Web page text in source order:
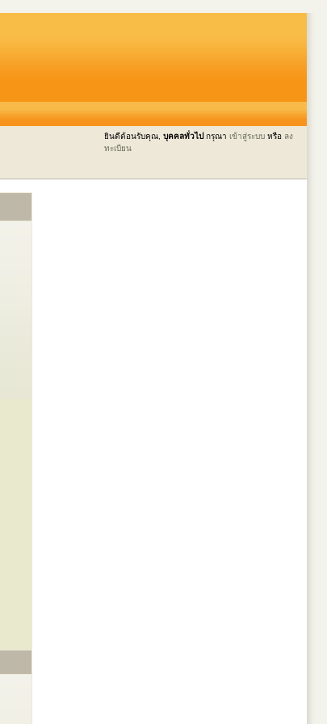
ยินดีต้อนรับคุณ, บุคคลทั่วไป กรุณา เข้าสู่ระบบ หรือ ลง
ทะเบียน